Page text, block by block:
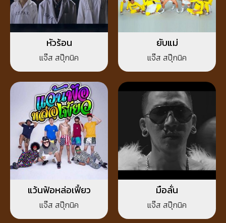
หัวร้อน
แจ๊ส สปุ๊กนิค
ยับแม่
แจ๊ส สปุ๊กนิค
แว้นฟ้อหล่อเฟี้ยว
แจ๊ส สปุ๊กนิค
มือลั่น
แจ๊ส สปุ๊กนิค